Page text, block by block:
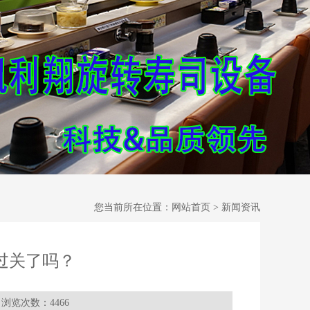
您当前所在位置： 网站首页 > 新闻资讯
关了吗？
浏览次数：4466